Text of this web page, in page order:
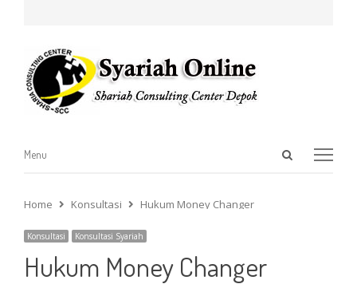
Open
Menu
Menu
Home Konsultasi Hukum Money Changer
Konsultasi Konsultasi Syariah
Hukum Money Changer